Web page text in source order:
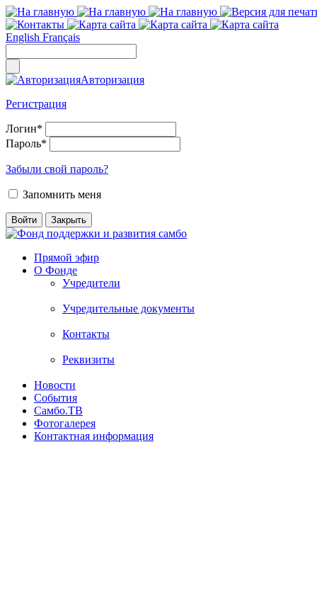
English Français
Авторизация
Регистрация
Логин*
Пароль*
Забыли свой пароль?
Запомнить меня
Прямой эфир
О Фонде
Учредители
Учредительные документы
Контакты
Реквизиты
Новости
События
Самбо.ТВ
Фотогалерея
Контактная информация